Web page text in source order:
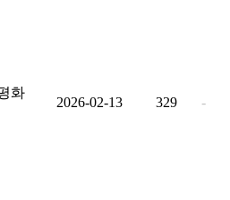
화
2026-02-13 329 -